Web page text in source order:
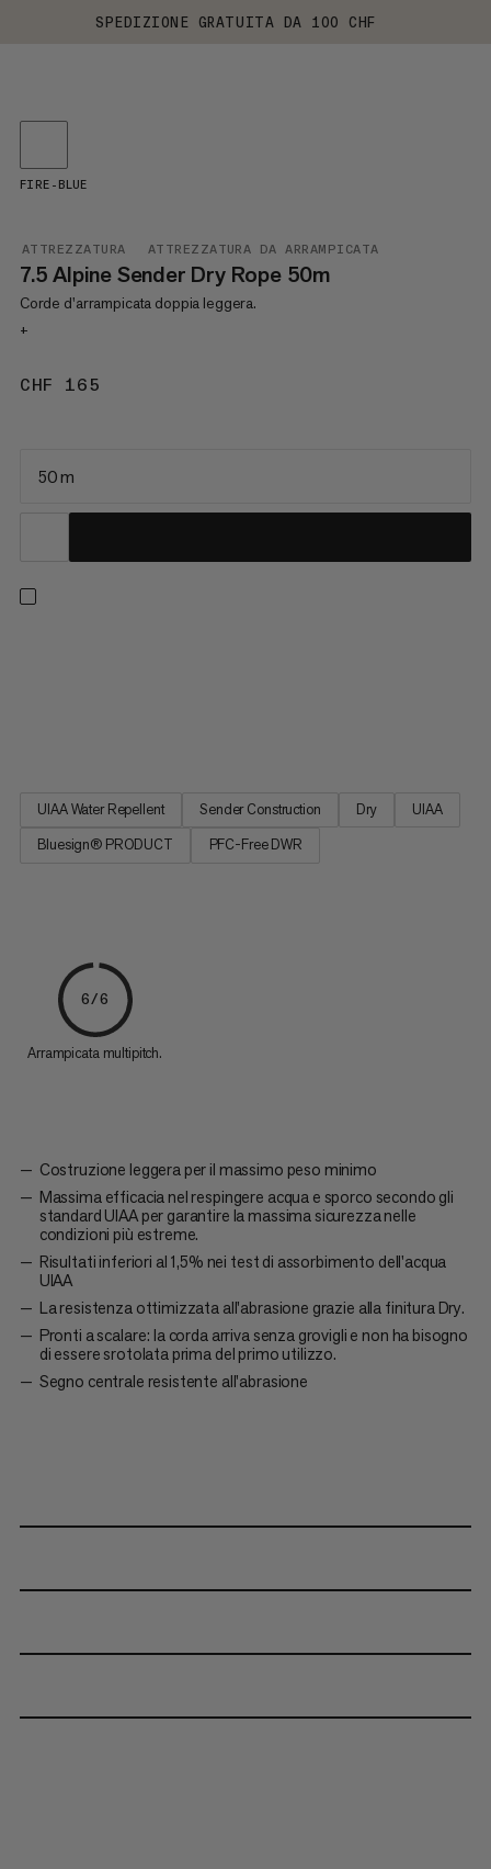
SPEDIZIONE GRATUITA DA 100 CHF
ATTREZZATURA ATTREZZATURA DA ARRAMPICATA
7.5 Alpine Sender Dry Rope 50m
Corde d'arrampicata doppia leggera.
+
CHF 165
FIRE-BLUE
50 m
UIAA Water Repellent Sender Construction Dry
UIAA
Bluesign® PRODUCT
PFC-Free DWR
6/6
Arrampicata multipitch.
Costruzione leggera per il massimo peso minimo
Massima efficacia nel respingere acqua e sporco secondo gli
standard UIAA per garantire la massima sicurezza nelle
condizioni più estreme.
Risultati inferiori al 1,5% nei test di assorbimento dell'acqua
UIAA
La resistenza ottimizzata all'abrasione grazie alla finitura Dry.
Pronti a scalare: la corda arriva senza grovigli e non ha bisogno
di essere srotolata prima del primo utilizzo.
Segno centrale resistente all'abrasione